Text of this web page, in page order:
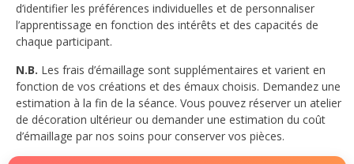
d’identifier les préférences individuelles et de personnaliser
l’apprentissage en fonction des intérêts et des capacités de
chaque participant.
N.B. Les frais d’émaillage sont supplémentaires et varient en
fonction de vos créations et des émaux choisis. Demandez une
estimation à la fin de la séance. Vous pouvez réserver un atelier
de décoration ultérieur ou demander une estimation du coût
d’émaillage par nos soins pour conserver vos pièces.